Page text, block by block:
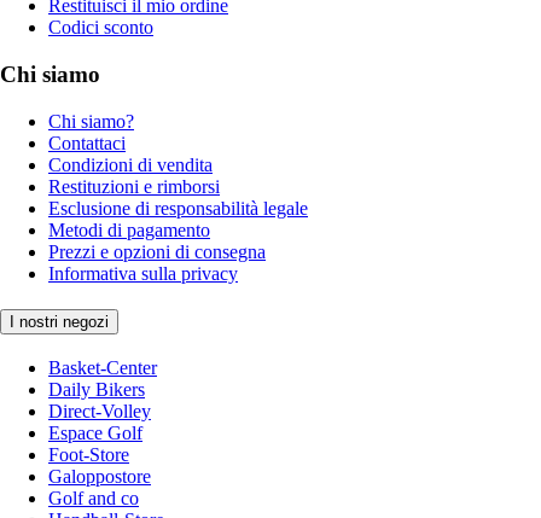
Restituisci il mio ordine
Codici sconto
Chi siamo
Chi siamo?
Contattaci
Condizioni di vendita
Restituzioni e rimborsi
Esclusione di responsabilità legale
Metodi di pagamento
Prezzi e opzioni di consegna
Informativa sulla privacy
I nostri negozi
Basket-Center
Daily Bikers
Direct-Volley
Espace Golf
Foot-Store
Galoppostore
Golf and co